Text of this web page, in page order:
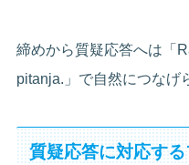
締めから質疑応答へは「
pitanja.」で自然につなげ
質疑応答に対応す